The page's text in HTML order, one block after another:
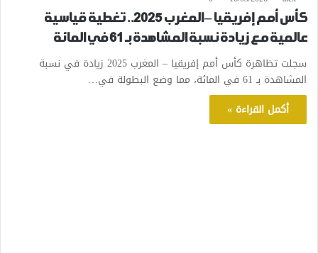
كأس أمم إفريقيا – المغرب 2025.. تغطية قياسية
عالمية مع زيادة نسبة المشاهدة بـ 61 في المائة
سجلت تظاهرة كأس أمم إفريقيا – المغرب 2025 زيادة في نسبة
المشاهدة بـ 61 في المائة، مما وضع البطولة في…
أكمل القراءة »